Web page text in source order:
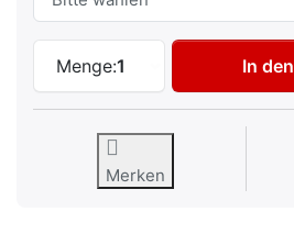
Menge:1
Autolack
In
Merken